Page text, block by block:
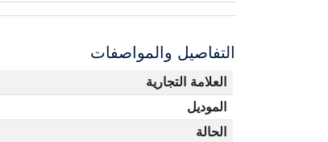
التفاصيل والمواصفات
العلامة التجارية
الموديل
الحالة